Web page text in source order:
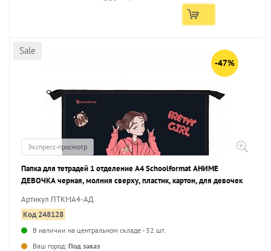
Sale
-47%
Экспресс-просмотр
Папка для тетрадей 1 отделение А4 Schoolformat АНИМЕ
ДЕВОЧКА черная, молния сверху, пластик, картон, для девочек
Артикул ПТКМА4-АД
Код 248128
В наличии на центральном складе - 32 шт.
Ваш город: Под заказ